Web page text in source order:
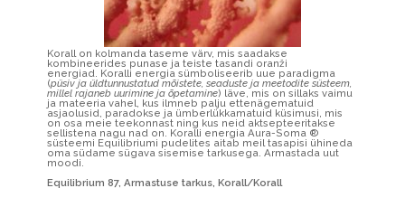
Korall on kolmanda taseme värv, mis saadakse
kombineerides punase ja teiste tasandi oranži
energiad. Koralli energia sümboliseerib uue paradigma
(püsiv ja üldtunnustatud mõistete, seaduste ja meetodite süsteem,
millel rajaneb uurimine ja õpetamine) läve, mis on sillaks vaimu
ja mateeria vahel, kus ilmneb palju ettenägematuid
asjaolusid, paradokse ja ümberlükkamatuid küsimusi, mis
on osa meie teekonnast ning kus neid aktsepteeritakse
sellistena nagu nad on. Koralli energia Aura-Soma ®
süsteemi Equilibriumi pudelites aitab meil tasapisi ühineda
oma südame sügava sisemise tarkusega. Armastada uut
moodi.
Equilibrium 87, Armastuse tarkus, Korall/Korall